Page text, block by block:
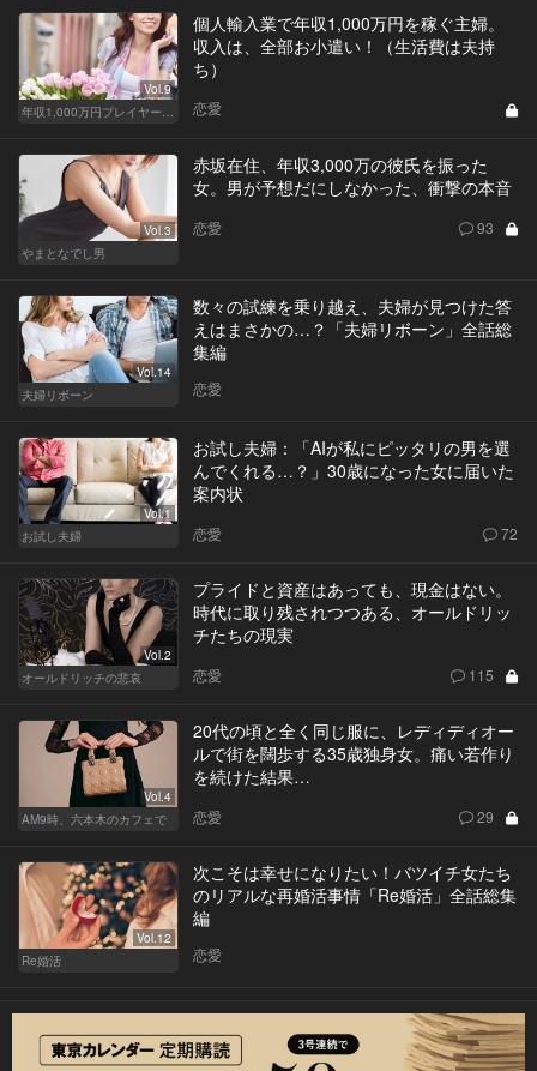
Vol.9
年収1,000万円プレイヤーの家計簿
個人輸入業で年収1,000万円を稼ぐ主婦。
収入は、全部お小遣い！（生活費は夫持
ち）
恋愛
Vol.3
やまとなでし男
赤坂在住、年収3,000万の彼氏を振った
女。男が予想だにしなかった、衝撃の本音
恋愛 93
Vol.14
夫婦リボーン
数々の試練を乗り越え、夫婦が見つけた答
えはまさかの…？「夫婦リボーン」全話総
集編
恋愛
Vol.1
お試し夫婦
お試し夫婦：「AIが私にピッタリの男を選
んでくれる…？」30歳になった女に届いた
案内状
恋愛 72
Vol.2
オールドリッチの悲哀
プライドと資産はあっても、現金はない。
時代に取り残されつつある、オールドリッ
チたちの現実
恋愛 115
Vol.4
AM9時、六本木のカフェで
20代の頃と全く同じ服に、レディディオー
ルで街を闊歩する35歳独身女。痛い若作り
を続けた結果…
恋愛 29
Vol.12
Re婚活
次こそは幸せになりたい！バツイチ女たち
のリアルな再婚活事情「Re婚活」全話総集
編
恋愛